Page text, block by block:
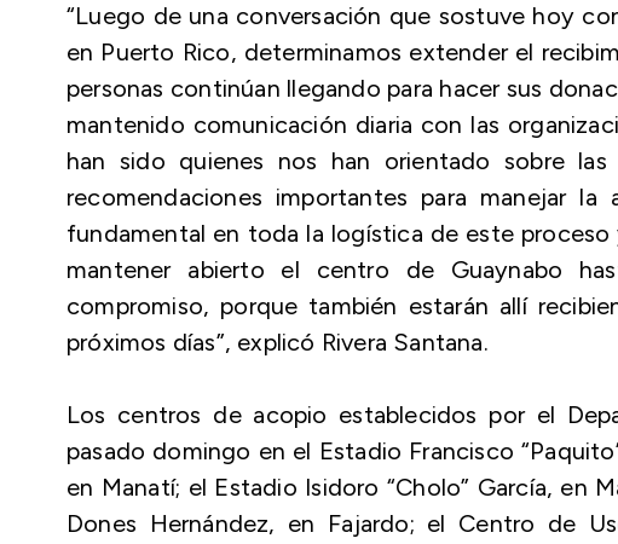
“Luego de una conversación que sostuve hoy
en Puerto Rico, determinamos extender el
personas continúan llegando para hacer sus
mantenido comunicación diaria con las
han sido quienes nos han orientado sobre
recomendaciones importantes para manejar
fundamental en toda la logística de este
mantener abierto el centro de Guaynabo
compromiso, porque también estarán allí
próximos días”, explicó Rivera Santana.
Los centros de acopio establecidos por el
pasado domingo en el Estadio Francisco
en Manatí; el Estadio Isidoro “Cholo” García, en
Dones Hernández, en Fajardo; el Centro de